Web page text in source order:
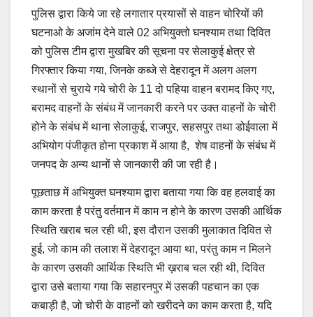
पुलिस द्वारा किये जा रहे लगातार प्रयासों से वाहन चोरियों की
घटनाओ के अजांम देने वाले 02 अभियुक्तो घनश्याम तथा दिवित
को पुलिस टीम द्वारा मुखबिर की सूचना पर सेलाकुई क्षेत्र से
गिरफ्तार किया गया, जिनके कब्जे से देहरादून में अलग अलग
स्थानों से चुराये गये चोरी के 11 दो पहिया वाहन बरामद किए गए,
बरामद वाहनों के संबंध में जानकारी करने पर उक्त वाहनों के चोरी
होने के संबंध में थाना सेलाकुई, राजपुर, सहसपुर तथा डोईवाला में
अभियोग पंजीकृत होना प्रकाश में आया है, शेष वाहनों के संबंध में
जनपद के अन्य थानों से जानकारी की जा रही है।
पूछताछ में अभियुक्त घनश्याम द्वारा बताया गया कि वह हलवाई का
काम करता है परंतु वर्तमान में काम न होने के कारण उसकी आर्थिक
स्थिति खराब चल रही थी, इस दौरान उसकी मुलाकात दिवित से
हुई, जो काम की तलाश में देहरादून आया था, परंतु काम न मिलने
के कारण उसकी आर्थिक स्थिति भी ख़राब चल रही थी, दिवित
द्वारा उसे बताया गया कि सहारनपुर में उसकी पहचान का एक
कबाड़ी है, जो चोरी के वाहनों को खरीदने का काम करता है, यदि